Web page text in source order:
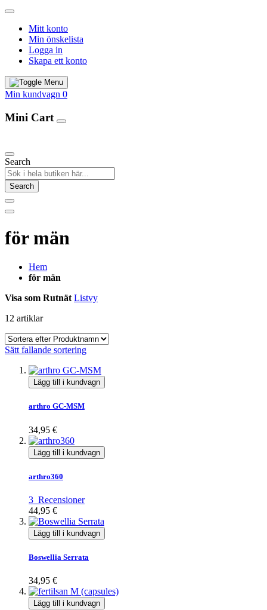
Mitt konto
Min önskelista
Logga in
Skapa ett konto
Min kundvagn 0
Mini Cart
Search
Search
för män
Hem
för män
Visa som Rutnät Listvy
12 artiklar
Sätt fallande sortering
Lägg till i kundvagn
arthro GC-MSM
34,95 €
Lägg till i kundvagn
arthro360
3 Recensioner
44,95 €
Lägg till i kundvagn
Boswellia Serrata
34,95 €
Lägg till i kundvagn